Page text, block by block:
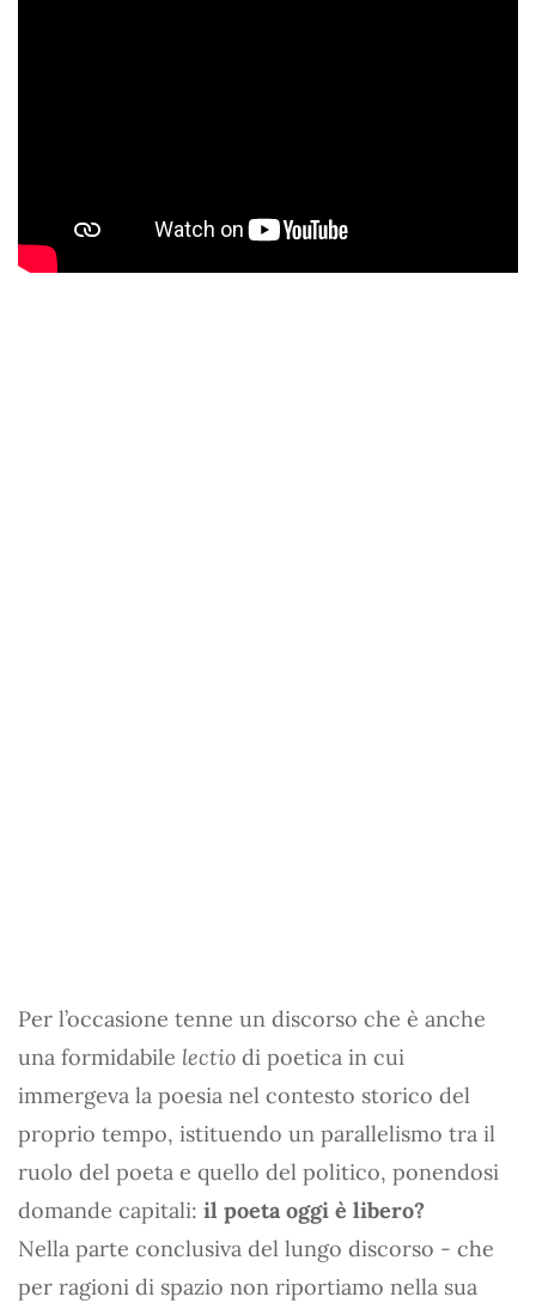
Per l’occasione tenne un discorso che è anche
una formidabile lectio di poetica in cui
immergeva la poesia nel contesto storico del
proprio tempo, istituendo un parallelismo tra il
ruolo del poeta e quello del politico, ponendosi
domande capitali: il poeta oggi è libero?
Nella parte conclusiva del lungo discorso - che
per ragioni di spazio non riportiamo nella sua